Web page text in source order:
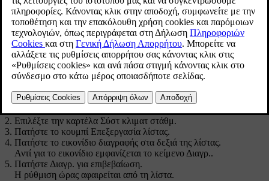
Κουμπί για την τροποποίηση της λίστας/διαγραφή
της ρύθμισης ώρας στην καρτέλαΣύστ κλιματ
Επιλέξτε την καρτέλα Σύστ κλιματ στάθμ.
Πατήστε το κουμπί Επεξεργασία λίστας.
Πατήστε το εικονίδιο διαγραφής στα δεξιά της λίστας.
Αντί για το εικονίδιο εμφανίζεται το κείμενο Διαγρ..
Πατήστε Διαγρ. για επιβεβαίωση.
Η ρύθμιση ώρας αφαιρείται από τη λίστα.